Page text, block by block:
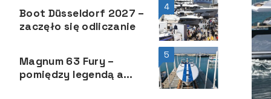
4
Boot Düsseldorf 2027 –
zaczęło się odliczanie
5
Magnum 63 Fury –
pomiędzy legendą a